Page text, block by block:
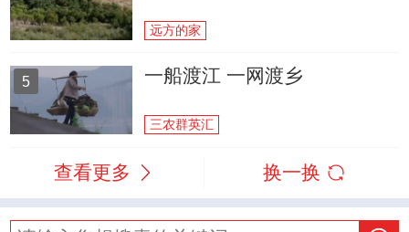
远方的家
5 一船渡江 一网渡乡
三农群英汇
查看更多 换一换